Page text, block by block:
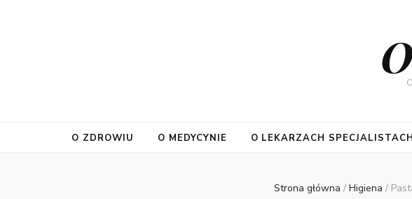
O ZDROWIU O MEDYCYNIE O LEKARZACH SPECJALISTACH
Strona główna / Higiena /